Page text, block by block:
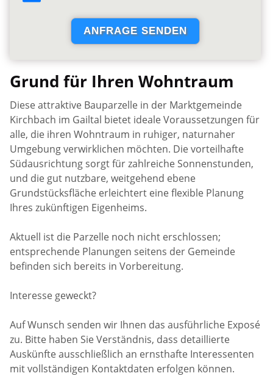
Grund für Ihren Wohntraum
Diese attraktive Bauparzelle in der Marktgemeinde
Kirchbach im Gailtal bietet ideale Voraussetzungen für
alle, die ihren Wohntraum in ruhiger, naturnaher
Umgebung verwirklichen möchten. Die vorteilhafte
Südausrichtung sorgt für zahlreiche Sonnenstunden,
und die gut nutzbare, weitgehend ebene
Grundstücksfläche erleichtert eine flexible Planung
Ihres zukünftigen Eigenheims.
Aktuell ist die Parzelle noch nicht erschlossen;
entsprechende Planungen seitens der Gemeinde
befinden sich bereits in Vorbereitung.
Interesse geweckt?
Auf Wunsch senden wir Ihnen das ausführliche Exposé
zu. Bitte haben Sie Verständnis, dass detaillierte
Auskünfte ausschließlich an ernsthafte Interessenten
mit vollständigen Kontaktdaten erfolgen können.